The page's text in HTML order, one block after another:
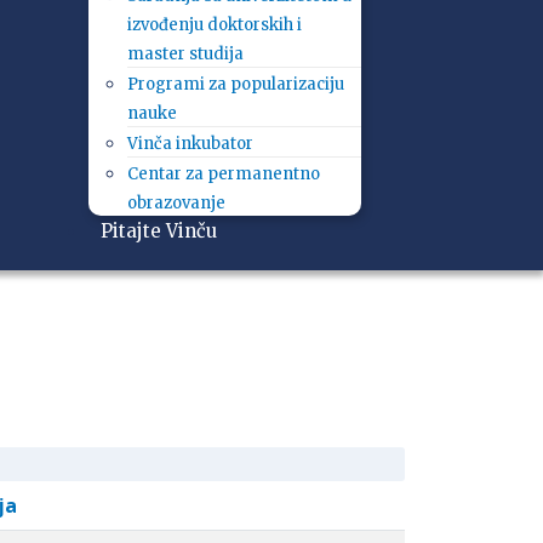
izvođenju doktorskih i
master studija
Programi za popularizaciju
nauke
Vinča inkubator
Centar za permanentno
obrazovanje
Pitajte Vinču